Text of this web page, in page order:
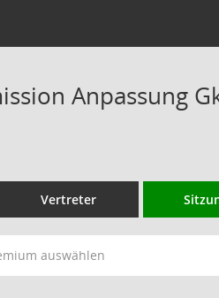
Anpassung
Vertreter
auswählen